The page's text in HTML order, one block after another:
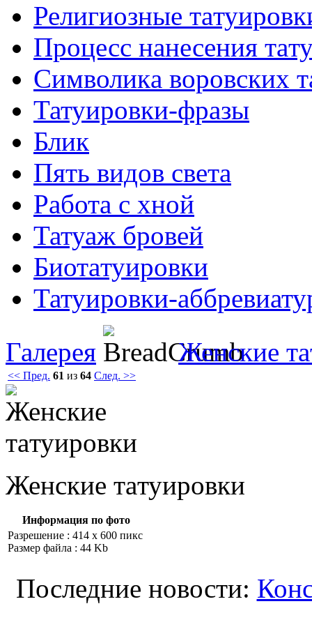
Религиозные
Процесс нанесения
Символикa воровских
Татуировки-фразы
Блик
Пять видов светa
Работa с хнoй
Татуаж бровей
Биотaтуировки
Татуировки-
Галерея
Женские
<< Пред. 61 из 64 След. >>
Женские тaтуировки
Информация по фото
Разрешение : 414 x 600 пикс
Размер файла : 44 Kb
Последние новости: